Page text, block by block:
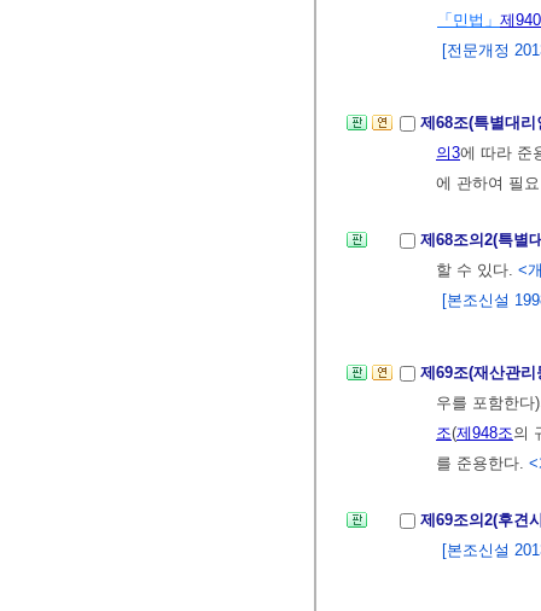
「민법」 제
[전문개정
제68조(특별대
의3에 따라 준
에 관하여 필
제68조의2(특별
할 수 있다. <
[본조신설
제69조(재산관
우를 포함한
조(제948조의
를 준용한다. <
제69조의2(후견
[본조신설